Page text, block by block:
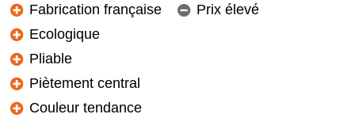
Fabrication française
Ecologique
Pliable
Piètement central
Couleur tendance
Prix élevé